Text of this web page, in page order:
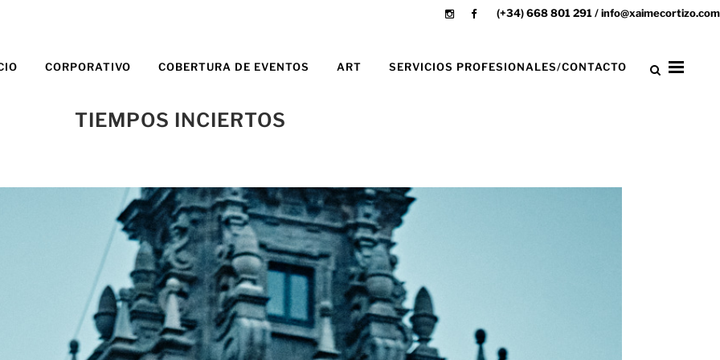
(+34) 668 801 291 / info@xaimecortizo.com
CORPORATIVO COBERTURA DE EVENTOS ART SERVICIOS PROFESIONALES/CONTACTO
TIEMPOS INCIERTOS